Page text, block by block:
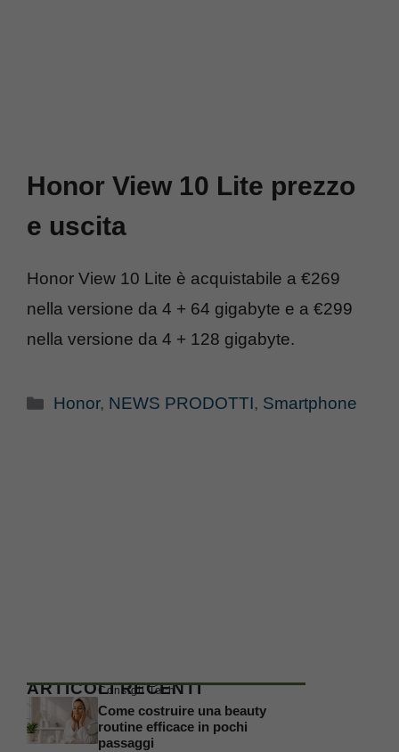
Honor View 10 Lite prezzo
e uscita
Honor View 10 Lite è acquistabile a €269
nella versione da 4 + 64 gigabyte e a €299
nella versione da 4 + 128 gigabyte.
Categorie
Honor, NEWS PRODOTTI, Smartphone
ARTICOLI RECENTI
Consigli Tech
Come costruire una beauty
routine efficace in pochi
passaggi